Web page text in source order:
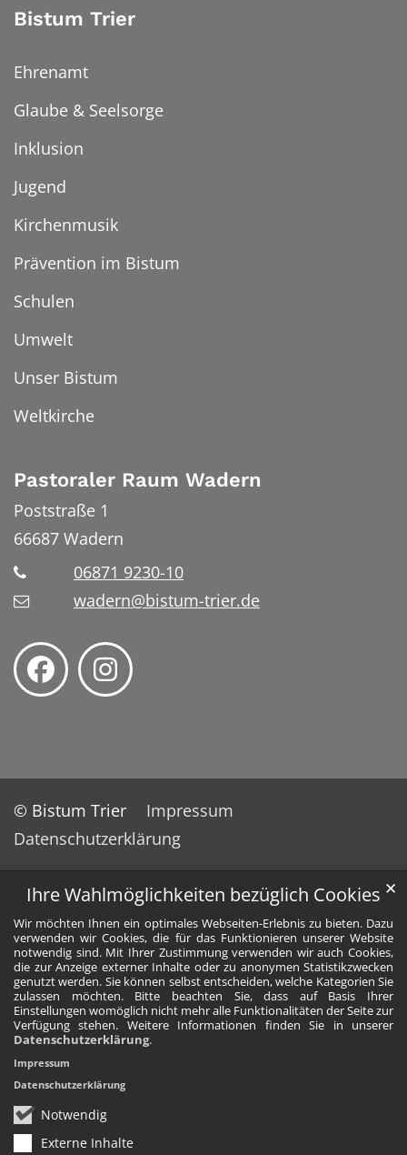
Ihre Wahlmöglichkeiten bezüglich Cookies
Wir möchten Ihnen ein optimales Webseiten-Erlebnis zu bieten. Dazu
verwenden wir Cookies, die für das Funktionieren unserer Website
notwendig sind. Mit Ihrer Zustimmung verwenden wir auch Cookies,
die zur Anzeige externer Inhalte oder zu anonymen Statistikzwecken
genutzt werden. Sie können selbst entscheiden, welche Kategorien Sie
zulassen möchten. Bitte beachten Sie, dass auf Basis Ihrer
Einstellungen womöglich nicht mehr alle Funktionalitäten der Seite zur
Verfügung stehen. Weitere Informationen finden Sie in unserer
Datenschutzerklärung.
Notwendig
Externe Inhalte
✕
Impressum
Datenschutzerklärung
Bistum Trier
Ehrenamt
Glaube & Seelsorge
Inklusion
Jugend
Kirchenmusik
Prävention im Bistum
Schulen
Umwelt
Unser Bistum
Weltkirche
Pastoraler Raum Wadern
Poststraße 1
66687 Wadern
06871 9230-10
wadern@bistum-trier.de
© Bistum Trier
Impressum
Datenschutzerklärung